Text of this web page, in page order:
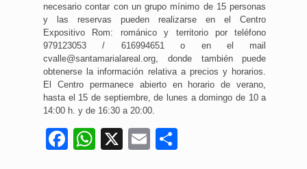
necesario contar con un grupo mínimo de 15 personas
y las reservas pueden realizarse en el Centro
Expositivo Rom: románico y territorio por teléfono
979123053 / 616994651 o en el mail
cvalle@santamarialareal.org, donde también puede
obtenerse la información relativa a precios y horarios.
El Centro permanece abierto en horario de verano,
hasta el 15 de septiembre, de lunes a domingo de 10 a
14:00 h. y de 16:30 a 20:00.
Facebook
WhatsApp
X Email